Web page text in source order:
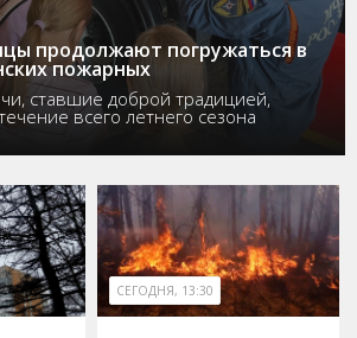
продолжают погружаться в
пожарных
ставшие доброй традицией,
всего летнего сезона
СЕГОДНЯ, 13:30